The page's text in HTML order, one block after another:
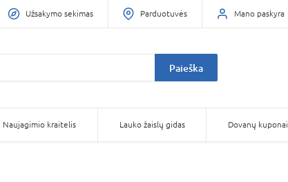
Užsakymo sekimas Parduotuvės Mano paskyra
Paieška
Naujagimio kraitelis Lauko žaislų gidas Dovanų kuponai